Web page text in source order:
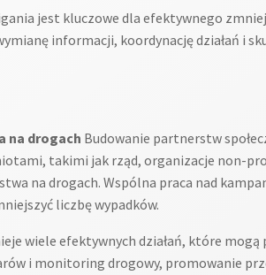
jest kluczowe dla efektywnego
informacji, koordynację działań i
na drogach Budowanie partnerstw
takimi jak rząd, organizacje non-
na drogach. Wspólna praca nad
liczbę wypadków.
wiele efektywnych działań, które
i monitoring drogowy, promowanie